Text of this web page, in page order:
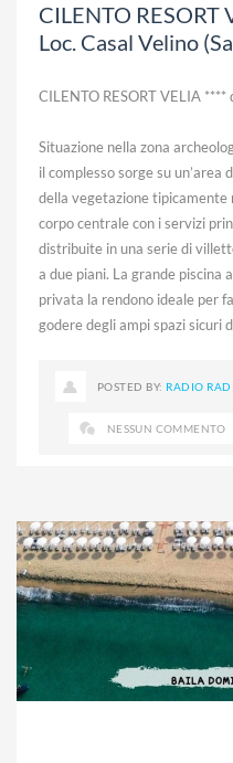
CILENTO RESORT
Loc. Casal Velino
CILENTO RESORT VELIA
Situazione nella zona
il complesso sorge su
della vegetazione tipicamente
corpo centrale con i servizi
distribuite in una serie di
a due piani. La grande piscina
privata la rendono ideale per
godere degli ampi spazi sicuri
POSTED BY: RADIO
NESSUN COMMENTO